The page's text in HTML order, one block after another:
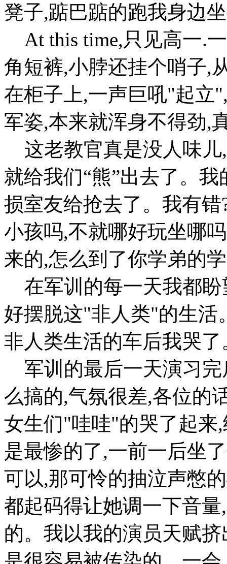
凳子,踮巴踮的跑我身边
At this time,只见高一.
角短裤,小脖还挂个哨子,
在柜子上,一声巨吼"起立
军姿,本来就浑身不得劲,
这老教官真是没人味儿
就给我们“熊”出去了。
损室友给抢去了。我有
小孩吗,不就哪好玩坐哪
来的,怎么到了你学弟的
在军训的每一天我都盼
好摆脱这"非人类"的生活
非人类生活的车后我哭了
军训的最后一天演习完
么搞的,气氛很差,各位的
女生们"哇哇"的哭了起来
是最惨的了,一前一后坐
可以,那可怜的抽泣声憋
都起码得让她调一下音
的。我以我的演员天赋